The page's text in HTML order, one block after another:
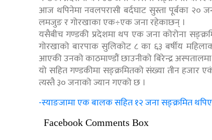
आज थपिनेमा नवलपरासी बर्दघाट सुस्ता पूर्बका २०
लमजुङ र गोरखाका एक÷एक जना रहेकाछन् ।
यसैबीच गण्डकी प्रदेशमा थप एक जना कोरोना
गोरखाको बारपाक सुलिकोट ८ का ६३ बर्षीय
आएकी उनको काठमाण्डौं छाउनीको बिरेन्द्र
यो सहित गण्डकीमा सङ्क्रमितको संख्या तीन
त्यस्तै ३० जनाको ज्यान गएको छ ।
-स्याङजामा एक बालक सहित १२ जना सङ्क्रमित
Facebook Comments Box